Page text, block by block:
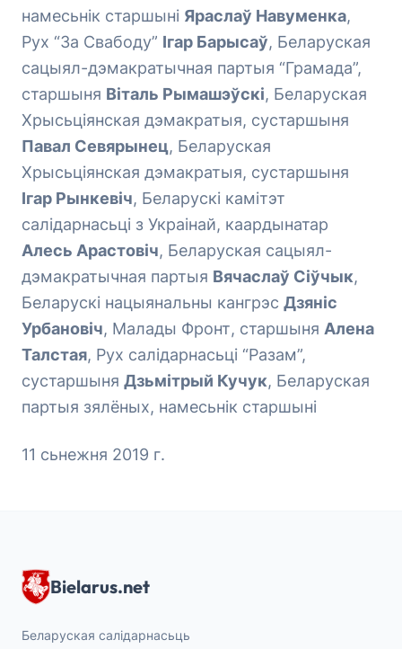
намесьнік старшыні Яраслаў Навуменка,
Рух “За Свабоду” Ігар Барысаў, Беларуская
сацыял-дэмакратычная партыя “Грамада”,
старшыня Віталь Рымашэўскі, Беларуская
Хрысьціянская дэмакратыя, сустаршыня
Павал Севярынец, Беларуская
Хрысьціянская дэмакратыя, сустаршыня
Ігар Рынкевіч, Беларускі камітэт
салідарнасьці з Украінай, каардынатар
Алесь Арастовіч, Беларуская сацыял-
дэмакратычная партыя Вячаслаў Сіўчык,
Беларускі нацыянальны кангрэс Дзяніс
Урбановіч, Малады Фронт, старшыня Алена
Талстая, Рух салідарнасьці “Разам”,
сустаршыня Дзьмітрый Кучук, Беларуская
партыя зялёных, намесьнік старшыні
11 сьнежня 2019 г.
Bielarus.net
Беларуская салідарнасьць